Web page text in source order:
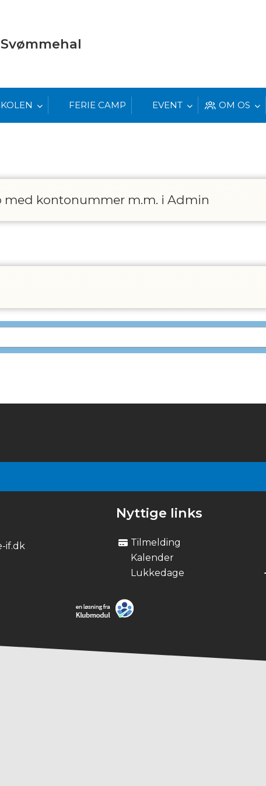
FERIE CAMP EVENT OM OS
med kontonummer m.m. i Admin
if.dk
Nyttige links
Tilmelding
Kalender
Lukkedage